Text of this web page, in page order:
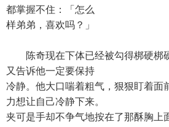
都掌握不住：「怎么
样弟弟，喜欢吗？」
陈奇现在下体已经被勾得梆硬梆
又告诉他一定要保持
冷静。他大口喘着粗气，狠狠盯着面
力想让自己冷静下来。
夹可是手却不争气地按在了那酥胸上